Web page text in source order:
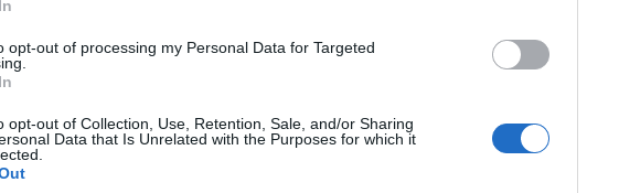
opt-out of processing my Personal Data for Targeted
opt-out of Collection, Use, Retention, Sale, and/or Sharing
Data that Is Unrelated with the Purposes for which it
,P. Thomas